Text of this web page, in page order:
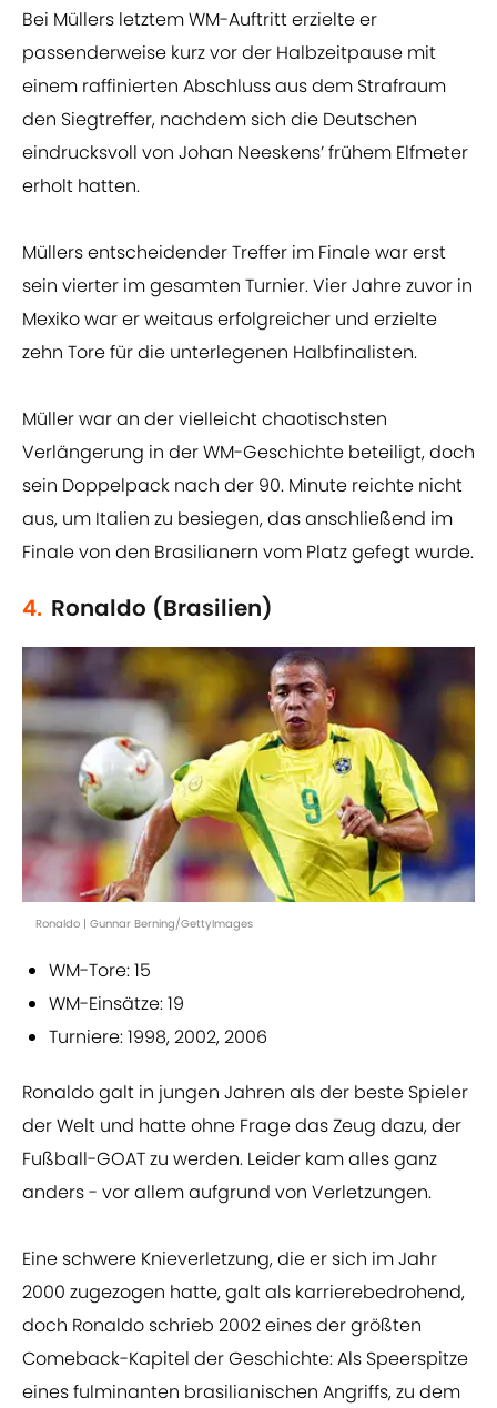
Bei Müllers letztem WM-Auftritt erzielte er
passenderweise kurz vor der Halbzeitpause mit
einem raffinierten Abschluss aus dem Strafraum
den Siegtreffer, nachdem sich die Deutschen
eindrucksvoll von Johan Neeskens’ frühem Elfmeter
erholt hatten.
Müllers entscheidender Treffer im Finale war erst
sein vierter im gesamten Turnier. Vier Jahre zuvor in
Mexiko war er weitaus erfolgreicher und erzielte
zehn Tore für die unterlegenen Halbfinalisten.
Müller war an der vielleicht chaotischsten
Verlängerung in der WM-Geschichte beteiligt, doch
sein Doppelpack nach der 90. Minute reichte nicht
aus, um Italien zu besiegen, das anschließend im
Finale von den Brasilianern vom Platz gefegt wurde.
4. Ronaldo (Brasilien)
Ronaldo | Gunnar Berning/GettyImages
WM-Tore: 15
WM-Einsätze: 19
Turniere: 1998, 2002, 2006
Ronaldo galt in jungen Jahren als der beste Spieler
der Welt und hatte ohne Frage das Zeug dazu, der
Fußball-GOAT zu werden. Leider kam alles ganz
anders - vor allem aufgrund von Verletzungen.
Eine schwere Knieverletzung, die er sich im Jahr
2000 zugezogen hatte, galt als karrierebedrohend,
doch Ronaldo schrieb 2002 eines der größten
Comeback-Kapitel der Geschichte: Als Speerspitze
eines fulminanten brasilianischen Angriffs, zu dem